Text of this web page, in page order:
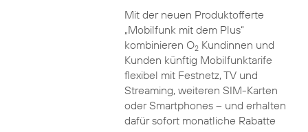
Mit der neuen Produktofferte
„Mobilfunk mit dem Plus“
kombinieren O2Kundinnen und
Kunden künftig Mobilfunktarife
flexibel mit Festnetz, TV und
Streaming, weiteren SIM-Karten
oder Smartphones – und erhalten
dafür sofort monatliche Rabatte